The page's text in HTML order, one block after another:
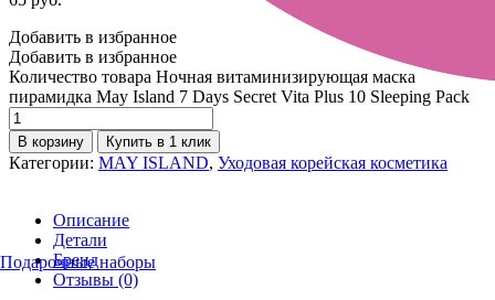
Подарочные наборы
Добавить в избранное
Добавить в избранное
Количество товара Ночная витаминизирующая маска
пирамидка May Island 7 Days Secret Vita Plus 10 Sleeping Pack
В корзину Купить в 1 клик
Категории: MAY ISLAND, Уходовая корейская косметика
Описание
Детали
Бренд
Отзывы (0)